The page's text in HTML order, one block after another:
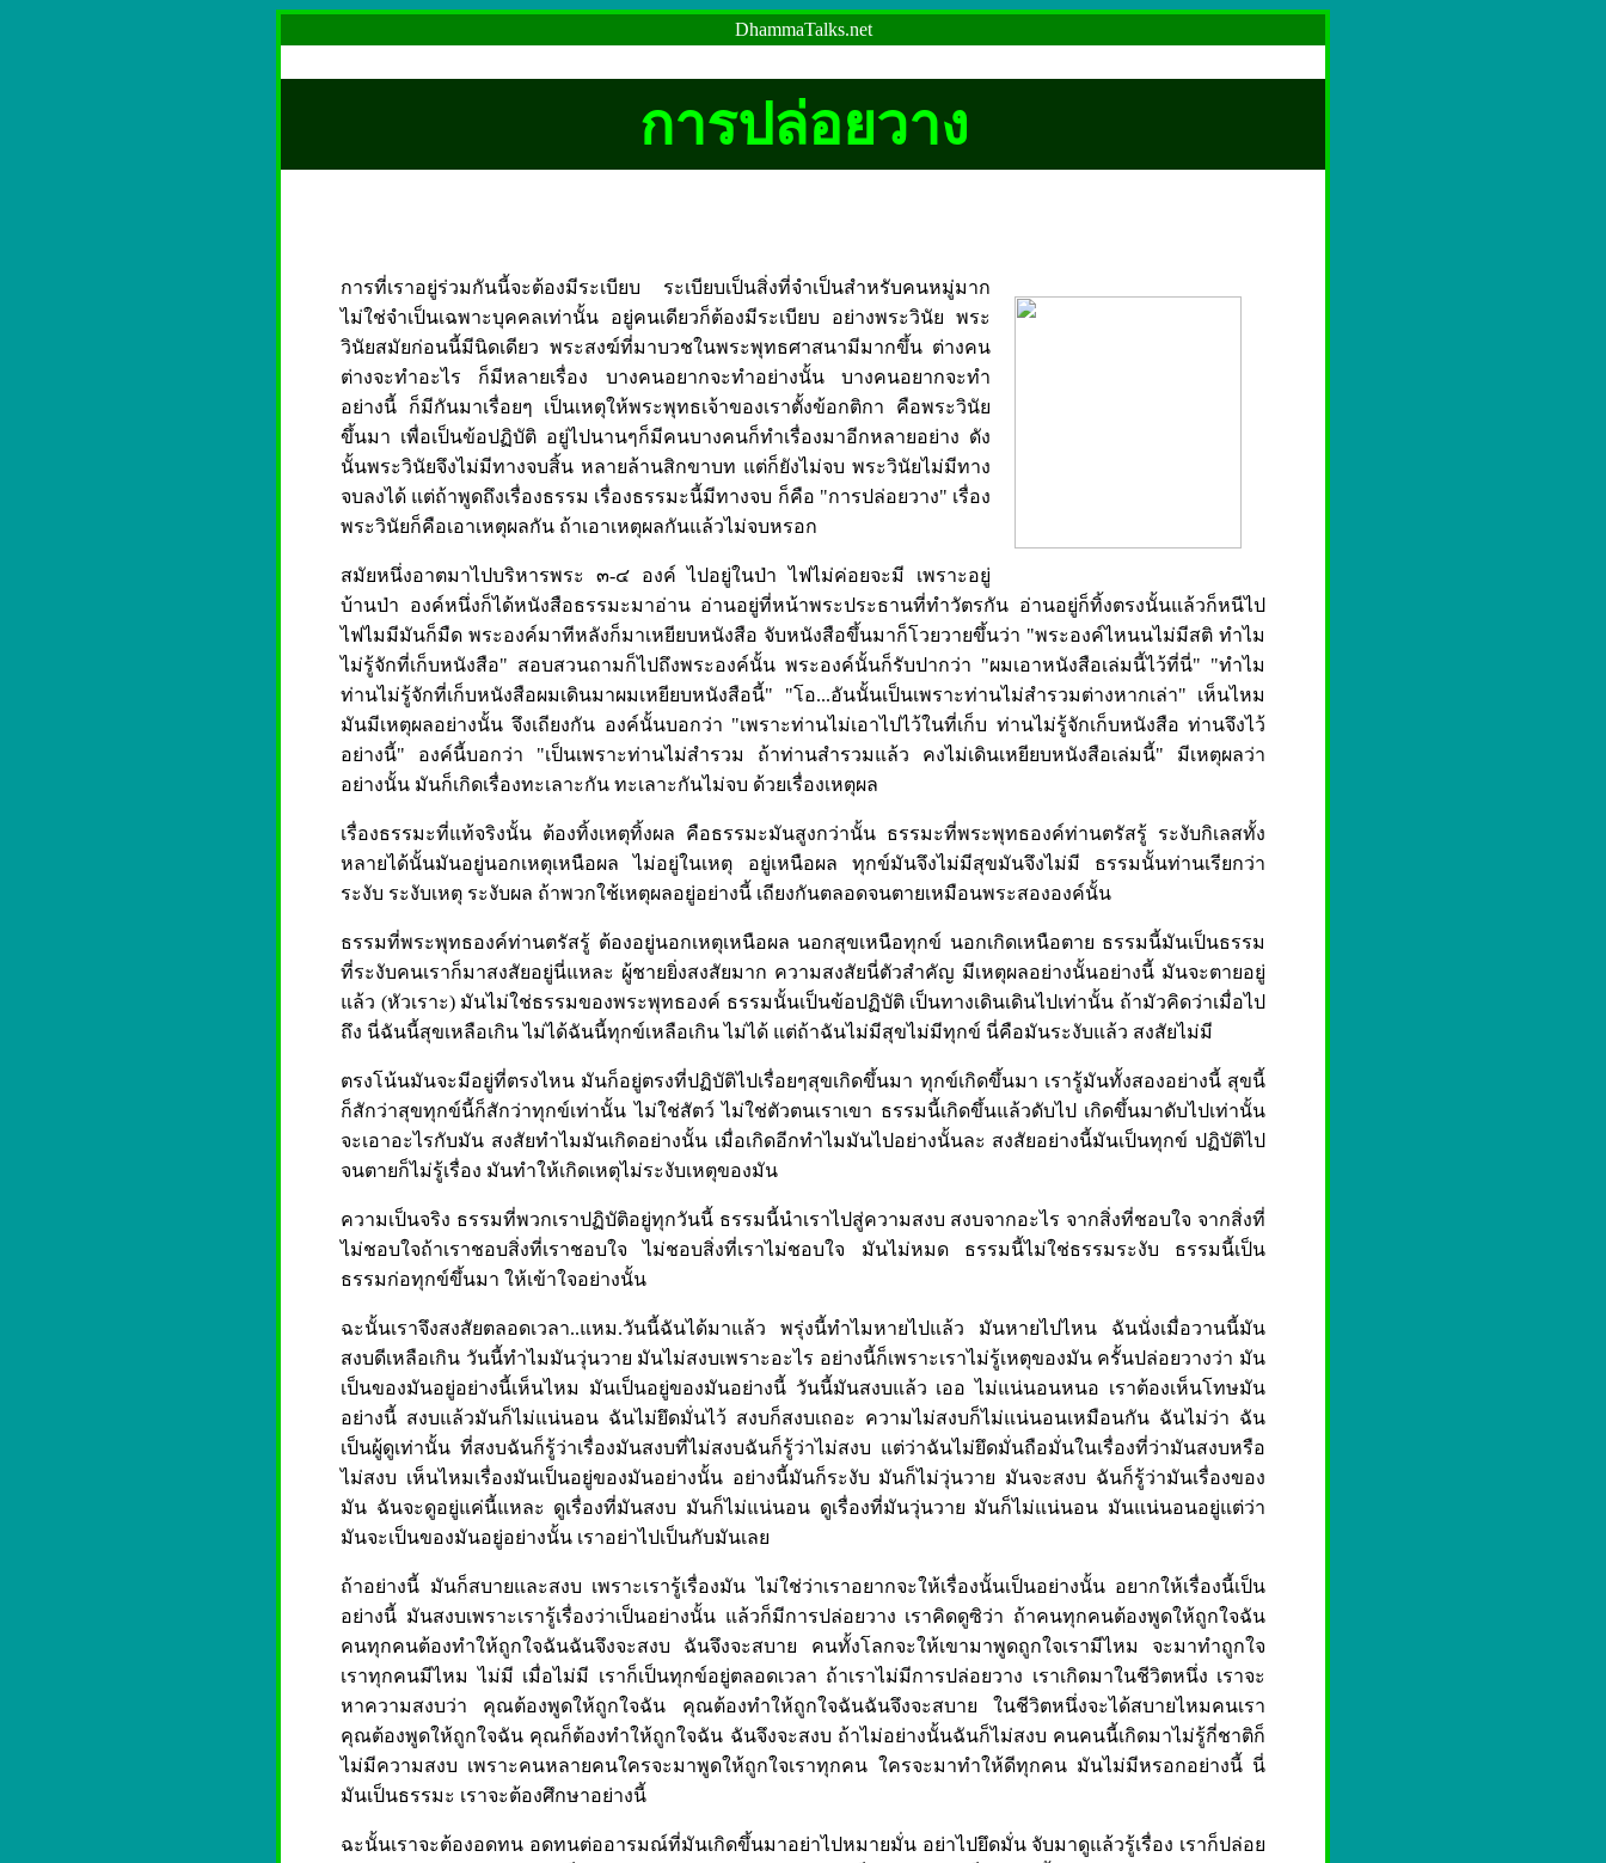
DhammaTalks.net
การปล่อยวาง
การที่เราอยู่ร่วมกันนี้จะต้องมีระเบียบ ระเบียบเป็นสิ่งที่จำเป็นสำหรับคนหมู่มาก
ไม่ใช่จำเป็นเฉพาะบุคคลเท่านั้น อยู่คนเดียวก็ต้องมีระเบียบ อย่างพระวินัย พระ
วินัยสมัยก่อนนี้มีนิดเดียว พระสงฆ์ที่มาบวชในพระพุทธศาสนามีมากขึ้น ต่างคน
ต่างจะทำอะไร ก็มีหลายเรื่อง บางคนอยากจะทำอย่างนั้น บางคนอยากจะทำ
อย่างนี้ ก็มีกันมาเรื่อยๆ เป็นเหตุให้พระพุทธเจ้าของเราตั้งข้อกติกา คือพระวินัย
ขึ้นมา เพื่อเป็นข้อปฏิบัติ อยู่ไปนานๆก็มีคนบางคนก็ทำเรื่องมาอีกหลายอย่าง ดัง
นั้นพระวินัยจึงไม่มีทางจบสิ้น หลายล้านสิกขาบท แต่ก็ยังไม่จบ พระวินัยไม่มีทาง
จบลงได้ แต่ถ้าพูดถึงเรื่องธรรม เรื่องธรรมะนี้มีทางจบ ก็คือ "การปล่อยวาง" เรื่อง
พระวินัยก็คือเอาเหตุผลกัน ถ้าเอาเหตุผลกันแล้วไม่จบหรอก
สมัยหนึ่งอาตมาไปบริหารพระ ๓-๔ องค์ ไปอยู่ในป่า ไฟไม่ค่อยจะมี เพราะอยู่
บ้านป่า องค์หนึ่งก็ได้หนังสือธรรมะมาอ่าน อ่านอยู่ที่หน้าพระประธานที่ทำวัตรกัน อ่านอยู่ก็ทิ้งตรงนั้นแล้วก็หนีไป
ไฟไมมีมันก็มืด พระองค์มาทีหลังก็มาเหยียบหนังสือ จับหนังสือขึ้นมาก็โวยวายขึ้นว่า "พระองค์ไหนนไม่มีสติ ทำไม
ไม่รู้จักที่เก็บหนังสือ" สอบสวนถามก็ไปถึงพระองค์นั้น พระองค์นั้นก็รับปากว่า "ผมเอาหนังสือเล่มนี้ไว้ที่นี่" "ทำไม
ท่านไม่รู้จักที่เก็บหนังสือผมเดินมาผมเหยียบหนังสือนี้" "โอ...อันนั้นเป็นเพราะท่านไม่สำรวมต่างหากเล่า" เห็นไหม
มันมีเหตุผลอย่างนั้น จึงเถียงกัน องค์นั้นบอกว่า "เพราะท่านไม่เอาไปไว้ในที่เก็บ ท่านไม่รู้จักเก็บหนังสือ ท่านจึงไว้
อย่างนี้" องค์นี้บอกว่า "เป็นเพราะท่านไม่สำรวม ถ้าท่านสำรวมแล้ว คงไม่เดินเหยียบหนังสือเล่มนี้" มีเหตุผลว่า
อย่างนั้น มันก็เกิดเรื่องทะเลาะกัน ทะเลาะกันไม่จบ ด้วยเรื่องเหตุผล
เรื่องธรรมะที่แท้จริงนั้น ต้องทิ้งเหตุทิ้งผล คือธรรมะมันสูงกว่านั้น ธรรมะที่พระพุทธองค์ท่านตรัสรู้ ระงับกิเลสทั้ง
หลายได้นั้นมันอยู่นอกเหตุเหนือผล ไม่อยู่ในเหตุ อยู่เหนือผล ทุกข์มันจึงไม่มีสุขมันจึงไม่มี ธรรมนั้นท่านเรียกว่า
ระงับ ระงับเหตุ ระงับผล ถ้าพวกใช้เหตุผลอยู่อย่างนี้ เถียงกันตลอดจนตายเหมือนพระสององค์นั้น
ธรรมที่พระพุทธองค์ท่านตรัสรู้ ต้องอยู่นอกเหตุเหนือผล นอกสุขเหนือทุกข์ นอกเกิดเหนือตาย ธรรมนี้มันเป็นธรรม
ที่ระงับคนเราก็มาสงสัยอยู่นี่แหละ ผู้ชายยิ่งสงสัยมาก ความสงสัยนี่ตัวสำคัญ มีเหตุผลอย่างนั้นอย่างนี้ มันจะตายอยู่
แล้ว (หัวเราะ) มันไม่ใช่ธรรมของพระพุทธองค์ ธรรมนั้นเป็นข้อปฏิบัติ เป็นทางเดินเดินไปเท่านั้น ถ้ามัวคิดว่าเมื่อไป
ถึง นี่ฉันนี้สุขเหลือเกิน ไม่ได้ฉันนี้ทุกข์เหลือเกิน ไม่ได้ แต่ถ้าฉันไม่มีสุขไม่มีทุกข์ นี่คือมันระงับแล้ว สงสัยไม่มี
ตรงโน้นมันจะมีอยู่ที่ตรงไหน มันก็อยู่ตรงที่ปฏิบัติไปเรื่อยๆสุขเกิดขึ้นมา ทุกข์เกิดขึ้นมา เรารู้มันทั้งสองอย่างนี้ สุขนี้
ก็สักว่าสุขทุกข์นี้ก็สักว่าทุกข์เท่านั้น ไม่ใช่สัตว์ ไม่ใช่ตัวตนเราเขา ธรรมนี้เกิดขึ้นแล้วดับไป เกิดขึ้นมาดับไปเท่านั้น
จะเอาอะไรกับมัน สงสัยทำไมมันเกิดอย่างนั้น เมื่อเกิดอีกทำไมมันไปอย่างนั้นละ สงสัยอย่างนี้มันเป็นทุกข์ ปฏิบัติไป
จนตายก็ไม่รู้เรื่อง มันทำให้เกิดเหตุไม่ระงับเหตุของมัน
ความเป็นจริง ธรรมที่พวกเราปฏิบัติอยู่ทุกวันนี้ ธรรมนี้นำเราไปสู่ความสงบ สงบจากอะไร จากสิ่งที่ชอบใจ จากสิ่งที่
ไม่ชอบใจถ้าเราชอบสิ่งที่เราชอบใจ ไม่ชอบสิ่งที่เราไม่ชอบใจ มันไม่หมด ธรรมนี้ไม่ใช่ธรรมระงับ ธรรมนี้เป็น
ธรรมก่อทุกข์ขึ้นมา ให้เข้าใจอย่างนั้น
ฉะนั้นเราจึงสงสัยตลอดเวลา..แหม.วันนี้ฉันได้มาแล้ว พรุ่งนี้ทำไมหายไปแล้ว มันหายไปไหน ฉันนั่งเมื่อวานนี้มัน
สงบดีเหลือเกิน วันนี้ทำไมมันวุ่นวาย มันไม่สงบเพราะอะไร อย่างนี้ก็เพราะเราไม่รู้เหตุของมัน ครั้นปล่อยวางว่า มัน
เป็นของมันอยู่อย่างนี้เห็นไหม มันเป็นอยู่ของมันอย่างนี้ วันนี้มันสงบแล้ว เออ ไม่แน่นอนหนอ เราต้องเห็นโทษมัน
อย่างนี้ สงบแล้วมันก็ไม่แน่นอน ฉันไม่ยึดมั่นไว้ สงบก็สงบเถอะ ความไม่สงบก็ไม่แน่นอนเหมือนกัน ฉันไม่ว่า ฉัน
เป็นผู้ดูเท่านั้น ที่สงบฉันก็รู้ว่าเรื่องมันสงบที่ไม่สงบฉันก็รู้ว่าไม่สงบ แต่ว่าฉันไม่ยึดมั่นถือมั่นในเรื่องที่ว่ามันสงบหรือ
ไม่สงบ เห็นไหมเรื่องมันเป็นอยู่ของมันอย่างนั้น อย่างนี้มันก็ระงับ มันก็ไม่วุ่นวาย มันจะสงบ ฉันก็รู้ว่ามันเรื่องของ
มัน ฉันจะดูอยู่แค่นี้แหละ ดูเรื่องที่มันสงบ มันก็ไม่แน่นอน ดูเรื่องที่มันวุ่นวาย มันก็ไม่แน่นอน มันแน่นอนอยู่แต่ว่า
มันจะเป็นของมันอยู่อย่างนั้น เราอย่าไปเป็นกับมันเลย
ถ้าอย่างนี้ มันก็สบายและสงบ เพราะเรารู้เรื่องมัน ไม่ใช่ว่าเราอยากจะให้เรื่องนั้นเป็นอย่างนั้น อยากให้เรื่องนี้เป็น
อย่างนี้ มันสงบเพราะเรารู้เรื่องว่าเป็นอย่างนั้น แล้วก็มีการปล่อยวาง เราคิดดูซิว่า ถ้าคนทุกคนต้องพูดให้ถูกใจฉัน
คนทุกคนต้องทำให้ถูกใจฉันฉันจึงจะสงบ ฉันจึงจะสบาย คนทั้งโลกจะให้เขามาพูดถูกใจเรามีไหม จะมาทำถูกใจ
เราทุกคนมีไหม ไม่มี เมื่อไม่มี เราก็เป็นทุกข์อยู่ตลอดเวลา ถ้าเราไม่มีการปล่อยวาง เราเกิดมาในชีวิตหนึ่ง เราจะ
หาความสงบว่า คุณต้องพูดให้ถูกใจฉัน คุณต้องทำให้ถูกใจฉันฉันจึงจะสบาย ในชีวิตหนึ่งจะได้สบายไหมคนเรา
คุณต้องพูดให้ถูกใจฉัน คุณก็ต้องทำให้ถูกใจฉัน ฉันจึงจะสงบ ถ้าไม่อย่างนั้นฉันก็ไม่สงบ คนคนนี้เกิดมาไม่รู้กี่ชาติก็
ไม่มีความสงบ เพราะคนหลายคนใครจะมาพูดให้ถูกใจเราทุกคน ใครจะมาทำให้ดีทุกคน มันไม่มีหรอกอย่างนี้ นี่
มันเป็นธรรมะ เราจะต้องศึกษาอย่างนี้
ฉะนั้นเราจะต้องอดทน อดทนต่ออารมณ์ที่มันเกิดขึ้นมาอย่าไปหมายมั่น อย่าไปยึดมั่น จับมาดูแล้วรู้เรื่อง เราก็ปล่อย